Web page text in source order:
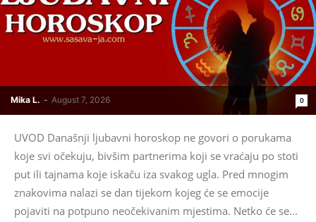
Mika L. - August 7, 2026 0
UVOD Današnji ljubavni horoskop ne govori o porukama
koje svi očekuju, bivšim partnerima koji se vraćaju po stoti
put ili tajnama koje iskaču iza svakog ugla. Pred mnogim
znakovima nalazi se dan tijekom kojeg će se emocije
pojaviti na potpuno neočekivanim mjestima. Netko će se...